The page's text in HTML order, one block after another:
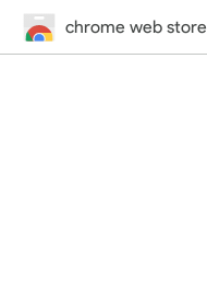
chrome web store